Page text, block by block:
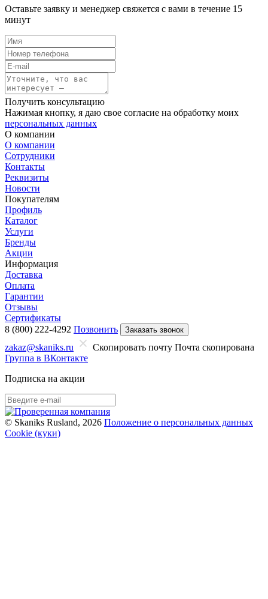
Оставьте заявку и менеджер свяжется с вами в течение 15
минут
Получить консультацию
Нажимая кнопку, я даю свое согласие на обработку моих
персональных данных
О компании
О компании
Сотрудники
Контакты
Реквизиты
Новости
Покупателям
Профиль
Каталог
Услуги
Бренды
Акции
Информация
Доставка
Оплата
Гарантии
Отзывы
Сертификаты
8 (800) 222-4292 Позвонить Заказать звонок
zakaz@skaniks.ru Скопировать почту Почта скопирована
Группа в ВКонтакте
Подписка на акции
© Skaniks Rusland, 2026 Положение о персональных данных
Cookie (куки)